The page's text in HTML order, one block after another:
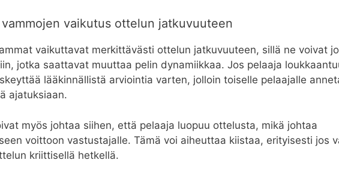
vaikutus ottelun jatkuvuuteen
vaikuttavat merkittävästi ottelun jatkuvuuteen, sillä ne voivat
jotka saattavat muuttaa pelin dynamiikkaa. Jos pelaaja
lääkinnällistä arviointia varten, jolloin toiselle pelaajalle
ajatuksiaan.
myös johtaa siihen, että pelaaja luopuu ottelusta, mikä johtaa
voittoon vastustajalle. Tämä voi aiheuttaa kiistaa, erityisesti jos
kriittisellä hetkellä.